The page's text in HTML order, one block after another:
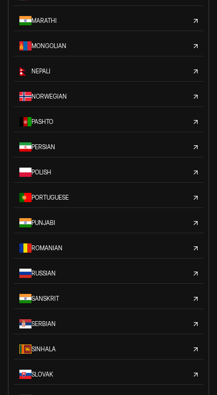
MARATHI
MONGOLIAN
NEPALI
NORWEGIAN
PASHTO
PERSIAN
POLISH
PORTUGUESE
PUNJABI
ROMANIAN
RUSSIAN
SANSKRIT
SERBIAN
SINHALA
SLOVAK